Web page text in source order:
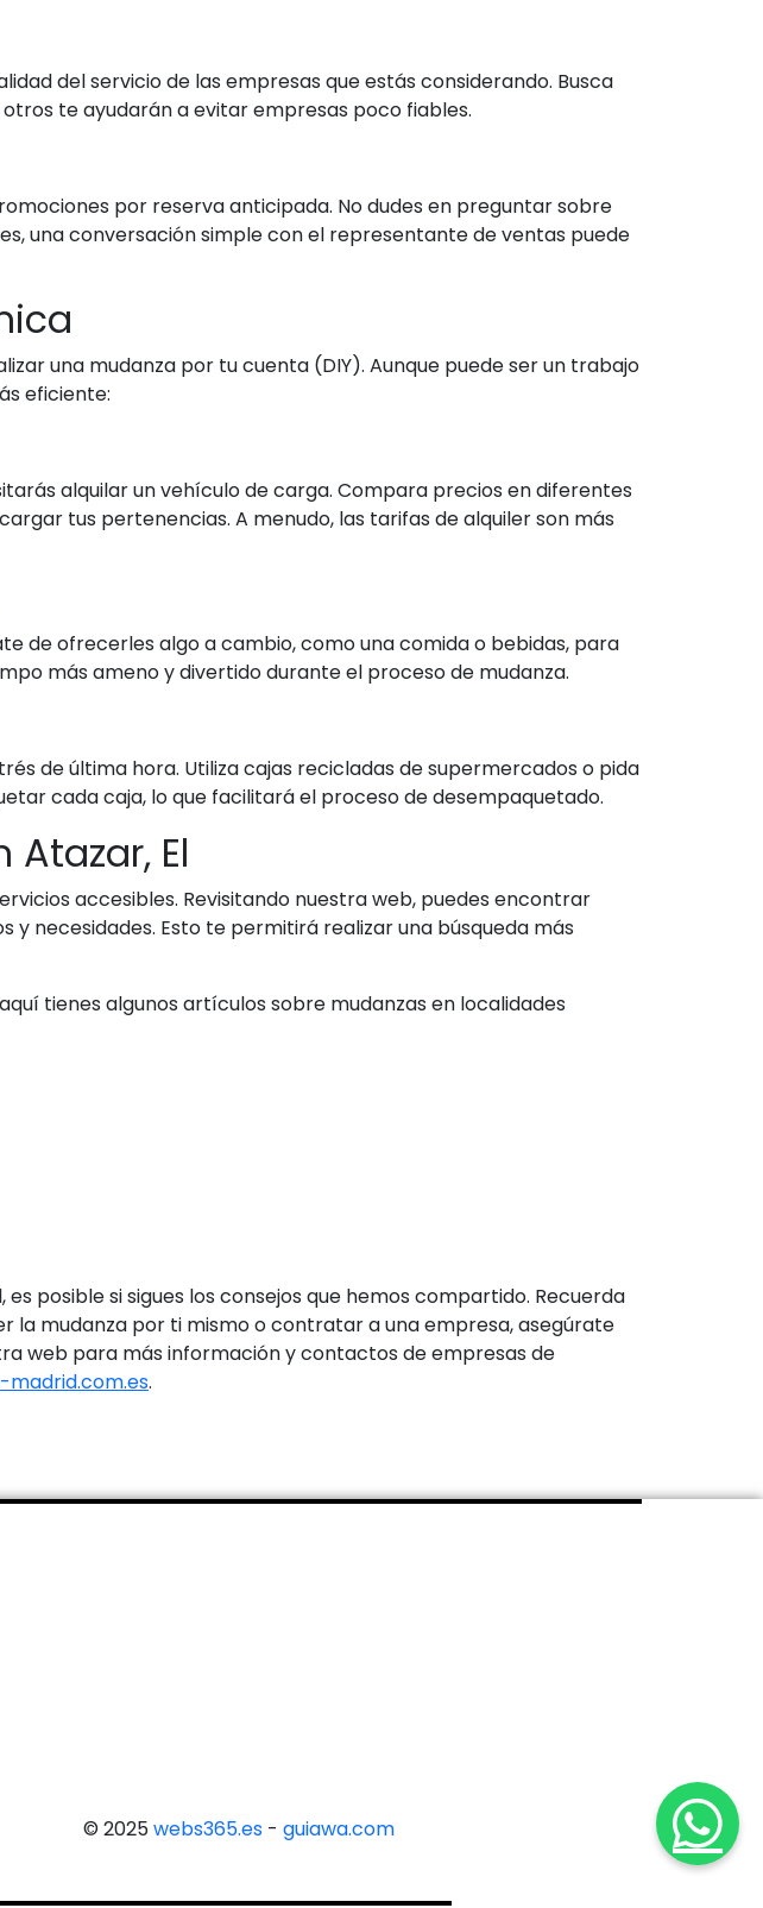
del servicio de las empresas que estás considerando. Busca
otros te ayudarán a evitar empresas poco fiables.
por reserva anticipada. No dudes en preguntar sobre
una conversación simple con el representante de ventas puede
una mudanza por tu cuenta (DIY). Aunque puede ser un trabajo
eficiente:
alquilar un vehículo de carga. Compara precios en diferentes
tus pertenencias. A menudo, las tarifas de alquiler son más
de ofrecerles algo a cambio, como una comida o bebidas, para
más ameno y divertido durante el proceso de mudanza.
de última hora. Utiliza cajas recicladas de supermercados o pida
cada caja, lo que facilitará el proceso de desempaquetado.
El
accesibles. Revisitando nuestra web, puedes encontrar
necesidades. Esto te permitirá realizar una búsqueda más
tienes algunos artículos sobre mudanzas en localidades
posible si sigues los consejos que hemos compartido. Recuerda
la mudanza por ti mismo o contratar a una empresa, asegúrate
web para más información y contactos de empresas de
madrid.com.es.
© 2025webs365.es - guiawa.com